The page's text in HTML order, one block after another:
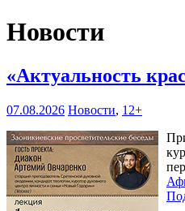
Новости
«Актуальность
07.08.2026 Новости, 12+